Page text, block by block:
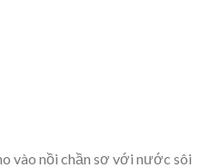
vào nồi chần sơ với nước sôi